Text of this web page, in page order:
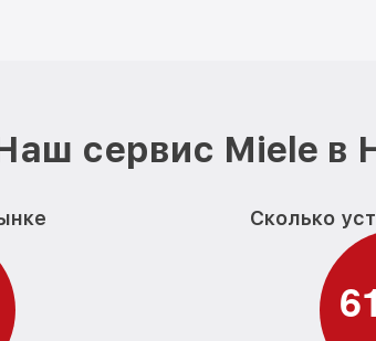
сервис Miele в
Сколько
61